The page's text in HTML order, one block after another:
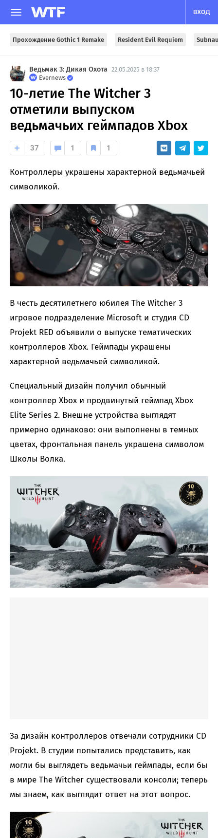
ВХОД
Прохождение Gothic 1 Remake Resident Evil Requiem
Ведьмак 3: Дикая Охота 22.05.2025 в 18:37
Evernews
10-летие The Witcher 3
отметили выпуском
ведьмачьих геймпадов Xbox
37 1 1
Контроллеры украшены характерной ведьмачьей
символикой.
В честь десятилетнего юбилея The Witcher 3
игровое подразделение Microsoft и студия CD
Projekt RED объявили о выпуске тематических
контроллеров Xbox. Геймпады украшены
характерной ведьмачьей символикой.
Специальный дизайн получил обычный
контроллер Xbox и продвинутый геймпад Xbox
Elite Series 2. Внешне устройства выглядят
примерно одинаково: они выполнены в темных
цветах, фронтальная панель украшена символом
Школы Волка.
За дизайн контроллеров отвечали сотрудники CD
Projekt. В студии попытались представить, как
могли бы выглядеть ведьмачьи геймпады, если бы
в мире The Witcher существовали консоли; теперь
мы знаем, как выглядит ответ на этот вопрос.